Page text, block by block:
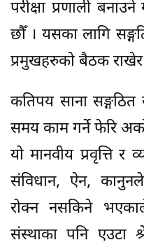
परीक्षा प्रणाली
छौँ । यसका लागि
प्रमुखहरुको बैठक
कतिपय साना
समय काम गर्ने फेरि
यो मानवीय प्रवृत्ति र
संविधान, ऐन,
रोक्न नसकिने
संस्थाका पनि एउटा